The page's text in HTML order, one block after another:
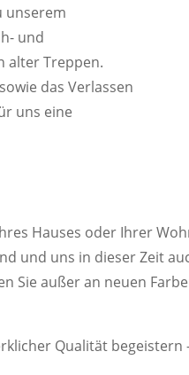
unserem
und
alter Treppen.
das Verlassen
uns eine
Hauses oder Ihrer
und uns in dieser Zeit
Sie außer an neuen
Qualität begeistern